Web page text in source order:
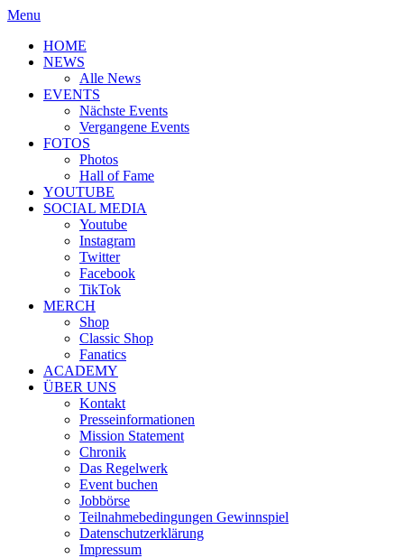
Menu
HOME
NEWS
Alle News
EVENTS
Nächste Events
Vergangene Events
FOTOS
Photos
Hall of Fame
YOUTUBE
SOCIAL MEDIA
Youtube
Instagram
Twitter
Facebook
TikTok
MERCH
Shop
Classic Shop
Fanatics
ACADEMY
ÜBER UNS
Kontakt
Presseinformationen
Mission Statement
Chronik
Das Regelwerk
Event buchen
Jobbörse
Teilnahmebedingungen Gewinnspiel
Datenschutzerklärung
Impressum